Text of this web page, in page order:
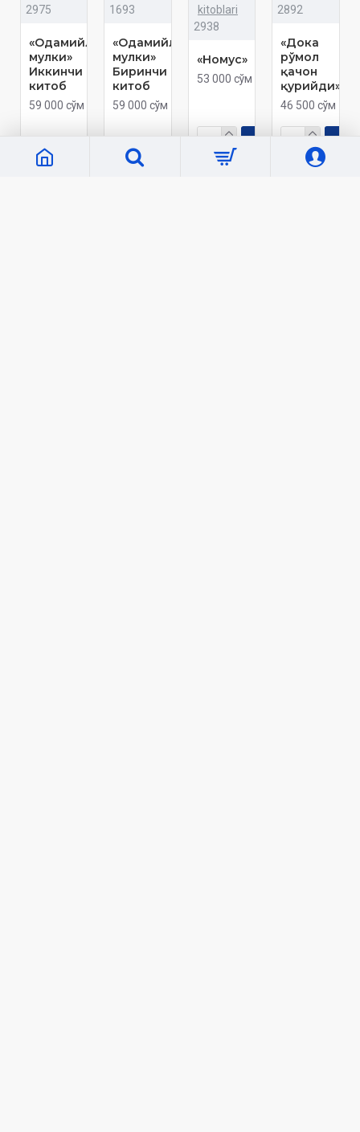
2975
«Одамийлик
мулки»
Иккинчи
китоб
59 000 сўм
1693
«Одамийлик
мулки»
Биринчи
китоб
59 000 сўм
kitoblari
2938
«Номус»
53 000 сўм
2892
«Дока
рўмол
қачон
қурийди»
46 500 сўм